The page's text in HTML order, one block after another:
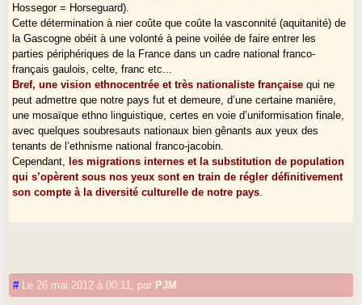
La définition d’un peuple n’est pas arbitraire, elle est cumulative et
sélective, naturelle et culturelle. Le sentiment et l’imaginaire contribuent
à cette objectivation. On peut toujours la contester et vouloir la
dissoudre.
Répondons ceci, qui a déjà servi :
"Bretons, Gascons, Hispaniques, étaient déjà des noms illustres mille
ans avant que le nom de France ne fût patoisé". Ou la réponse du
Basque à ce noble qui se flattait de l’ancienneté de sa famille : "Oh,
nous, Monsieur, nous ne datons plus..."
Effet garanti.
Hossegor = Horseguard).
Cette détermination à nier coûte que coûte la vasconnité (aquitanité) de
la Gascogne obéit à une volonté à peine voilée de faire entrer les
parties périphériques de la France dans un cadre national franco-
français gaulois, celte, franc etc...
Bref, une vision ethnocentrée et très nationaliste française qui ne
peut admettre que notre pays fut et demeure, d’une certaine manière,
une mosaïque ethno linguistique, certes en voie d’uniformisation finale,
avec quelques soubresauts nationaux bien gênants aux yeux des
tenants de l’ethnisme national franco-jacobin.
Cependant,
les migrations internes et la substitution de population
qui s’opèrent sous nos yeux sont en train de régler définitivement
son compte à la diversité culturelle de notre pays
# Le 26 mai 2012 à 00:11 par PJM